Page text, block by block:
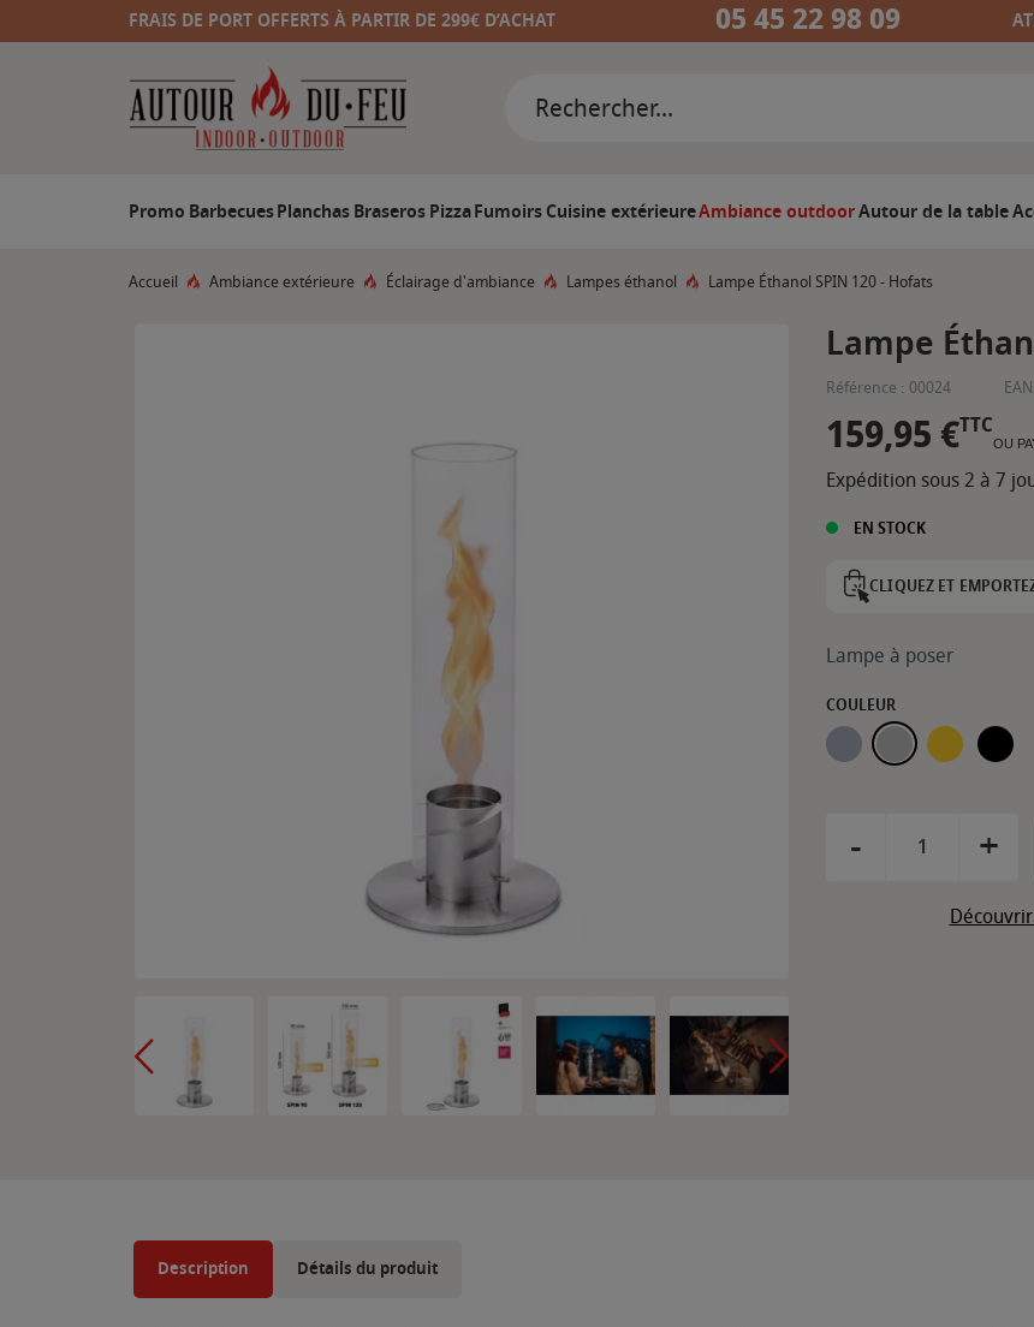
FRAIS DE PORT OFFERTS À PARTIR DE 299€ D’ACHAT 05 45 22 98 09
Promo BarbecuesPlanchasBraserosPizzaFumoirsCuisine extérieureAmbiance outdoorAutour de la table
Accueil Ambiance extérieure Éclairage d'ambiance Lampes éthanol Lampe Éthanol SPIN 120 - Hofats
Lampe
Référence : 00024
159,95 €TTC
OU
Expédition sous 2 à 7
EN STOCK
CLIQUEZ ET
Lampe à poser
COULEUR
GRIS
ARGENTOR NOIR
- +
Description Détails du produit